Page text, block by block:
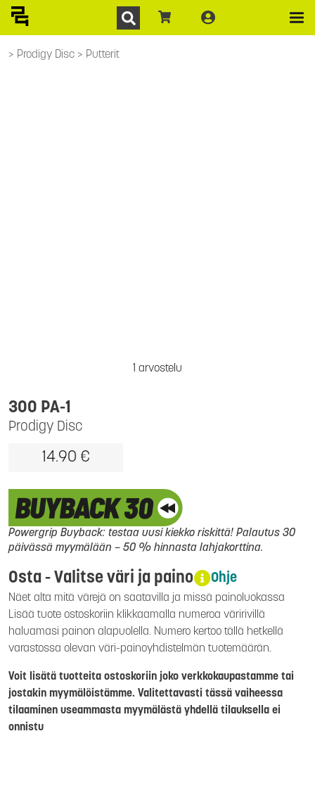
Prodigy Disc Putterit
1 arvostelu
Prodigy Disc
300 PA-1
14.90 €
Powergrip Buyback: testaa uusi kiekko riskittä! Palautus 30
päivässä myymälään – 50 % hinnasta lahjakorttina.
Osta - Valitse väri ja paino Ohje
Näet alta mitä värejä on saatavilla ja missä painoluokassa
Lisää tuote ostoskoriin klikkaamalla numeroa väririvillä
haluamasi painon alapuolella. Numero kertoo tällä hetkellä
varastossa olevan väri-painoyhdistelmän tuotemäärän.
Voit lisätä tuotteita ostoskoriin joko verkkokaupastamme tai
jostakin myymälöistämme. Valitettavasti tässä vaiheessa
tilaaminen useammasta myymälästä yhdellä tilauksella ei
onnistu